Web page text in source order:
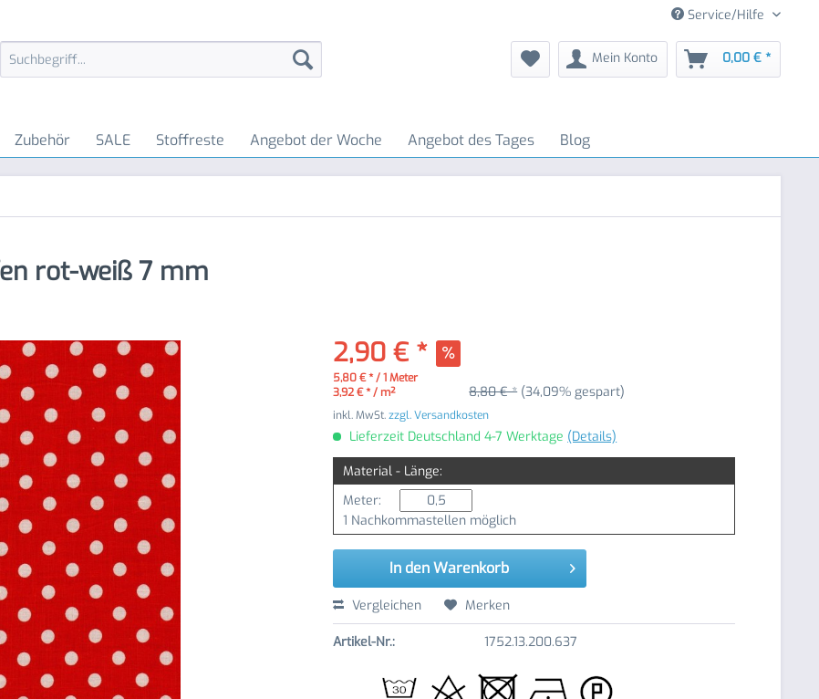
Service/Hilfe
Mein Konto 0,00 € *
Zubehör SALE Stoffreste Angebot der Woche Angebot des Tages Blog
rot-weiß 7 mm
2,90 € *
5,80 € * / 1 Meter
3,92 € * / m²
8,80 € * (34,09% gespart)
inkl. MwSt.zzgl. Versandkosten
Lieferzeit Deutschland 4-7 Werktage (Details)
Material - Länge:
Meter:
1 Nachkommastellen möglich
In den Warenkorb
Vergleichen Merken
Artikel-Nr.: 1752.13.200.637